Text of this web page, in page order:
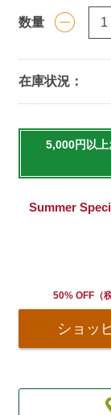
数量
在庫状況：
to
5,000円以上
Summer
50% OFF （
ショッ